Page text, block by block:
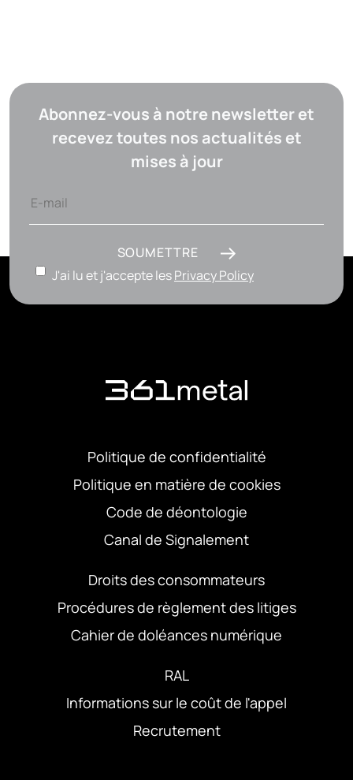
Abonnez-vous à notre newsletter et
recevez toutes nos actualités et
mises à jour
SOUMETTRE
J'ai lu et j'accepte lesPrivacy Policy
Politique de confidentialité
Politique en matière de cookies
Code de déontologie
Canal de Signalement
Droits des consommateurs
Procédures de règlement des litiges
Cahier de doléances numérique
RAL
Informations sur le coût de l'appel
Recrutement